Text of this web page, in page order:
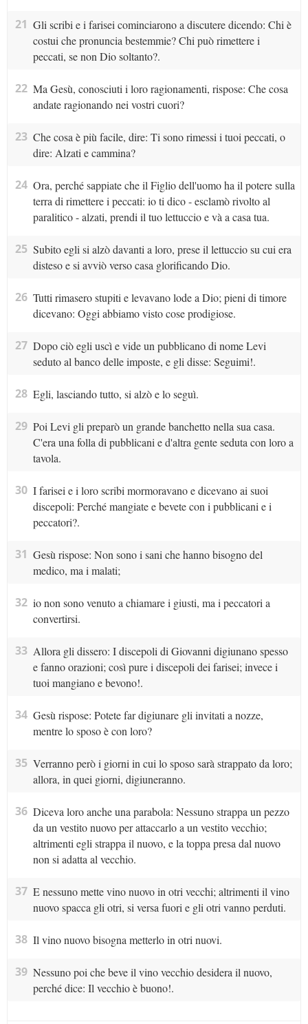
21 Gli scribi e i farisei cominciarono a discutere dicendo: Chi è
costui che pronuncia bestemmie? Chi può rimettere i
peccati, se non Dio soltanto?.
22 Ma Gesù, conosciuti i loro ragionamenti, rispose: Che cosa
andate ragionando nei vostri cuori?
23 Che cosa è più facile, dire: Ti sono rimessi i tuoi peccati, o
dire: Alzati e cammina?
24 Ora, perché sappiate che il Figlio dell'uomo ha il potere sulla
terra di rimettere i peccati: io ti dico - esclamò rivolto al
paralitico - alzati, prendi il tuo lettuccio e và a casa tua.
25 Subito egli si alzò davanti a loro, prese il lettuccio su cui era
disteso e si avviò verso casa glorificando Dio.
26 Tutti rimasero stupiti e levavano lode a Dio; pieni di timore
dicevano: Oggi abbiamo visto cose prodigiose.
27 Dopo ciò egli uscì e vide un pubblicano di nome Levi
seduto al banco delle imposte, e gli disse: Seguimi!.
28 Egli, lasciando tutto, si alzò e lo seguì.
29 Poi Levi gli preparò un grande banchetto nella sua casa.
C'era una folla di pubblicani e d'altra gente seduta con loro a
tavola.
30 I farisei e i loro scribi mormoravano e dicevano ai suoi
discepoli: Perché mangiate e bevete con i pubblicani e i
peccatori?.
31 Gesù rispose: Non sono i sani che hanno bisogno del
medico, ma i malati;
32 io non sono venuto a chiamare i giusti, ma i peccatori a
convertirsi.
33 Allora gli dissero: I discepoli di Giovanni digiunano spesso
e fanno orazioni; così pure i discepoli dei farisei; invece i
tuoi mangiano e bevono!.
34 Gesù rispose: Potete far digiunare gli invitati a nozze,
mentre lo sposo è con loro?
35 Verranno però i giorni in cui lo sposo sarà strappato da loro;
allora, in quei giorni, digiuneranno.
36 Diceva loro anche una parabola: Nessuno strappa un pezzo
da un vestito nuovo per attaccarlo a un vestito vecchio;
altrimenti egli strappa il nuovo, e la toppa presa dal nuovo
non si adatta al vecchio.
37 E nessuno mette vino nuovo in otri vecchi; altrimenti il vino
nuovo spacca gli otri, si versa fuori e gli otri vanno perduti.
38 Il vino nuovo bisogna metterlo in otri nuovi.
39 Nessuno poi che beve il vino vecchio desidera il nuovo,
perché dice: Il vecchio è buono!.